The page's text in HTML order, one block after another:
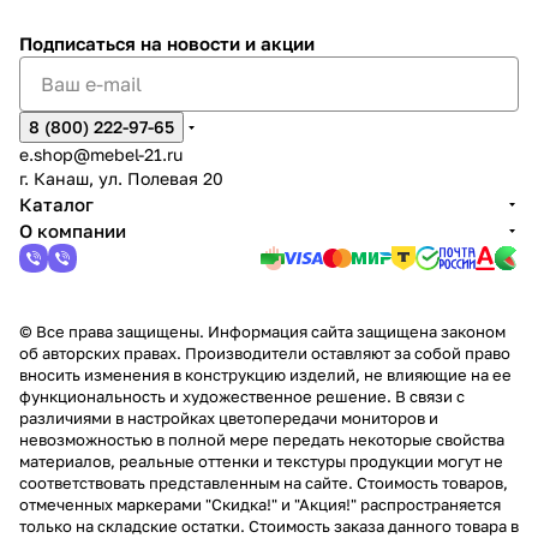
Подписаться на новости и акции
8 (800) 222-97-65
e.shop@mebel-21.ru
г. Канаш, ул. Полевая 20
Каталог
О компании
© Все права защищены. Информация сайта защищена законом
об авторских правах. Производители оставляют за собой право
вносить изменения в конструкцию изделий, не влияющие на ее
функциональность и художественное решение. В связи с
различиями в настройках цветопередачи мониторов и
невозможностью в полной мере передать некоторые свойства
материалов, реальные оттенки и текстуры продукции могут не
соответствовать представленным на сайте. Стоимость товаров,
отмеченных маркерами "Скидка!" и "Акция!" распространяется
только на складские остатки. Стоимость заказа данного товара в